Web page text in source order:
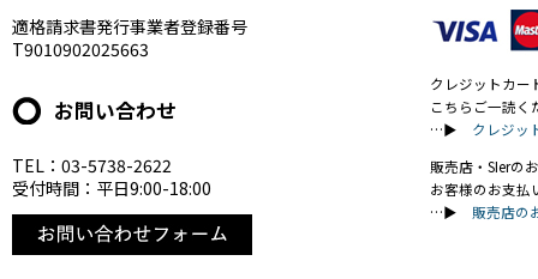
適格請求書発行事業者登録番号
T9010902025663
お問い合わせ
TEL：03-5738-2622
受付時間：平日9:00-18:00
クレジットカー
こちらご一読く
…▶ クレジッ
販売店・SIerの
お客様のお支払
…▶ 販売店の